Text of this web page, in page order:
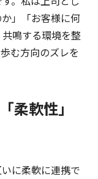
」「お客様に何
鳴する環境を整
む方向のズレを
柔軟性」
に柔軟に連携で